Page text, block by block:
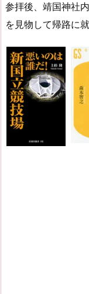
参拝後、靖国神社
を見物して帰路に